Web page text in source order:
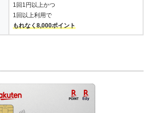
1回1円以上かつ
1回以上利用で
もれなく8,000ポイント